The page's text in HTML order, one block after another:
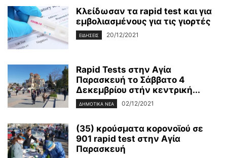
Κλείδωσαν τα rapid test και για
εμβολιασμένους για τις γιορτές
ΕΙΔΗΣΕΙΣ 20/12/2021
Rapid Tests στην Αγία
Παρασκευή τo Σάββατο 4
Δεκεμβρίου στήν κεντρική...
ΔΗΜΟΤΙΚΑ ΝΕΑ 02/12/2021
(35) κρούσματα κορονοϊού σε
901 rapid test στην Αγία
Παρασκευή